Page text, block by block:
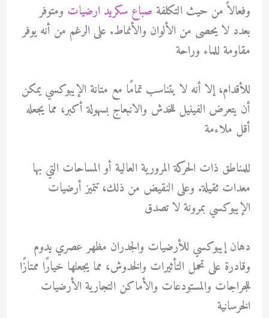
وفعالاً من حيث التكلفة صباع سكريد ارضيات ومتوفر
بعدد لا يحصى من الألوان والأنماط. على الرغم من أنه يوفر
مقاومة للماء وراحة
للأقدام، إلا أنه لا يتناسب تمامًا مع متانة الإيبوكسي يمكن
أن يتعرض الفينيل للخدش والانبعاج بسهولة أكبر، مما يجعله
أقل ملاءمة
للمناطق ذات الحركة المرورية العالية أو المساحات التي بها
معدات ثقيلة. وعلى النقيض من ذلك، تتميز أرضيات
الإيبوكسي بمرونة لا تصدق
دهان إيبوكسي للأرضيات والجدران مظهر عصري يدوم
وقادرة على تحمل التأثيرات والخدوش، مما يجعلها خيارًا ممتازًا
للجراجات والمستودعات والأماكن التجارية الأرضيات
الخرسانية